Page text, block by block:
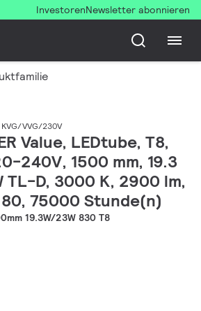
InvestorenNewsletter abonnieren
VVG/230V
Value, LEDtube, T8,
240V, 1500 mm, 19.3
TL-D, 3000 K, 2900 lm,
75000 Stunde(n)
19.3W/23W 830 T8